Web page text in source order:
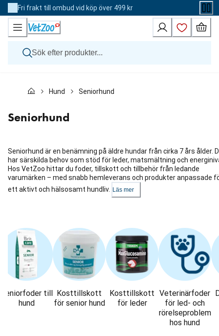
Skip
to
Content
Fri frakt till ombud vid köp över 499 kr
Katt
Veterinärfoder
Varumärken
Hund Seniorhund
Seniorhund
Seniorhund är en benämning på äldre hundar från cirka 7 års ålder.
har särskilda behov som stöd för leder, matsmältning och
Hos VetZoo hittar du foder, tillskott och tillbehör från ledande
varumärken – med snabb hemleverans och produkter anpassade
ett aktivt och hälsosamt hundliv.
Läs mer
Hoppa
Seniorfoder till
hund
Kosttillskott
för senior hund
Kosttillskott
för leder
Veterinärfoder
för led- och
rörelseproblem
hos hund